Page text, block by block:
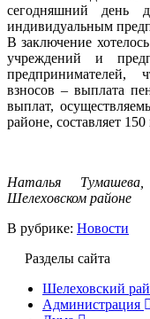
сегодняшний день
индивидуальным
В заключение
учреждений и
предпринимателей,
взносов – выплата
выплат,
районе, составляет
Наталья
Шелеховском районе
В рубрике: Новости
Разделы сайта
Шелеховский
Администрация